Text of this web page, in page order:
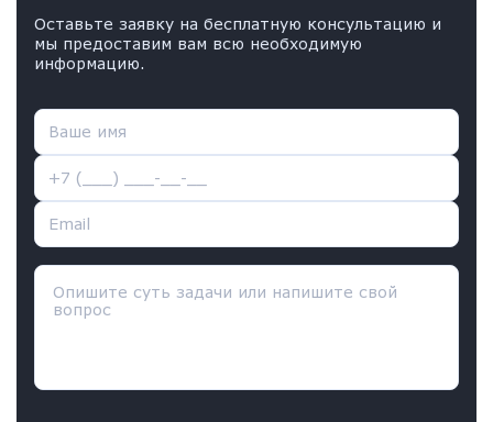
Оставьте заявку на бесплатную консультацию и
мы предоставим вам всю необходимую
информацию.